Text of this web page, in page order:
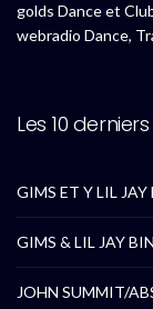
golds Dance et
webradio Dance,
Les 10
GIMS ET Y LIL
GIMS & LIL JAY
JOHN SUMMIT/